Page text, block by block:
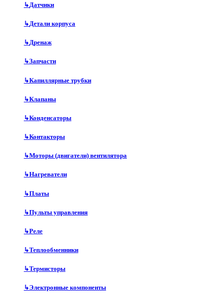
↳Датчики
↳Детали корпуса
↳Дренаж
↳Запчасти
↳Капиллярные трубки
↳Клапаны
↳Конденсаторы
↳Контакторы
↳Моторы (двигатели) вентилятора
↳Нагреватели
↳Платы
↳Пульты управления
↳Реле
↳Теплообменники
↳Термисторы
↳Электронные компоненты